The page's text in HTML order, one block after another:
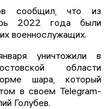
сообщил, что из
2022 года были
военнослужащих.
уничтожили в
области
шара, который
в своем Telegram-
Голубев.